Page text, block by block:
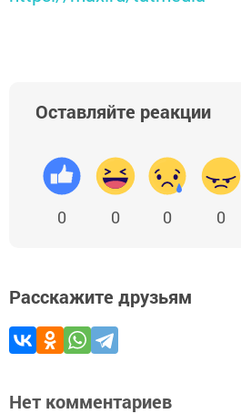
Оставляйте реакции
0 0 0 0
Расскажите друзьям
Нет комментариев